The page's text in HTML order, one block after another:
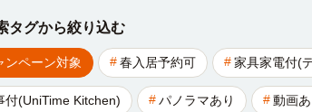
タグから絞り込む
ンペーン対象 春入居予約可 家具家電付(
付(UniTime Kitchen) パノラマあり 動画あ